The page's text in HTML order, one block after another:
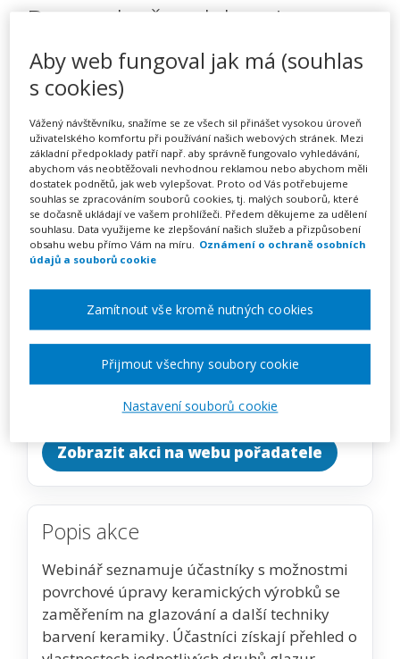
Barvy ohně – alchymie
glazur, krása engoby a jiné
možnosti dekorování
keramiky (webinář)
PořádáZřetel, s.r.o.
TERMÍN
11. 11. 2026
MÍSTO
ONLINE
Zobrazit akci na webu pořadatele
Popis akce
Webinář seznamuje účastníky s možnostmi
povrchové úpravy keramických výrobků se
zaměřením na glazování a další techniky
barvení keramiky. Účastníci získají přehled o
Aby web fungoval jak má (souhlas
s cookies)
Vážený návštěvníku, snažíme se ze všech sil přinášet vysokou úroveň
uživatelského komfortu při používání našich webových stránek. Mezi
základní předpoklady patří např. aby správně fungovalo vyhledávání,
abychom vás neobtěžovali nevhodnou reklamou nebo abychom měli
dostatek podnětů, jak web vylepšovat. Proto od Vás potřebujeme
souhlas se zpracováním souborů cookies, tj. malých souborů, které
se dočasně ukládají ve vašem prohlížeči. Předem děkujeme za udělení
souhlasu. Data využijeme ke zlepšování našich služeb a přizpůsobení
obsahu webu přímo Vám na míru. Oznámení o ochraně osobních
údajů a souborů cookie
Nastavení souborů cookie
Zamítnout vše kromě nutných cookies
Přijmout všechny soubory cookie